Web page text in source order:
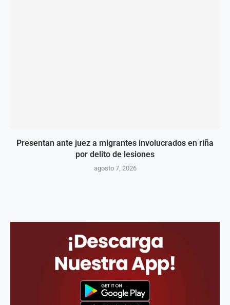
Presentan ante juez a migrantes involucrados en riña
por delito de lesiones
agosto 7, 2026